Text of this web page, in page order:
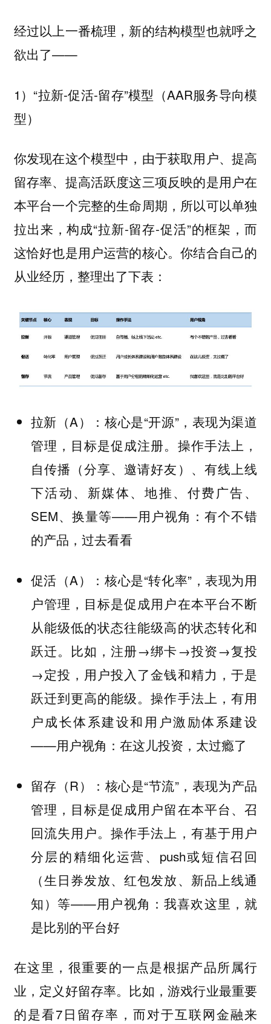
经过以上一番梳理，新的结构模型也就呼之
欲出了——
1）“拉新-促活-留存”模型（AAR服务导向模
型）
你发现在这个模型中，由于获取用户、提高
留存率、提高活跃度这三项反映的是用户在
本平台一个完整的生命周期，所以可以单独
拉出来，构成“拉新-留存-促活”的框架，而
这恰好也是用户运营的核心。你结合自己的
从业经历，整理出了下表：
拉新（A）：核心是“开源”，表现为渠道
管理，目标是促成注册。操作手法上，
自传播（分享、邀请好友）、有线上线
下活动、新媒体、地推、付费广告、
SEM、换量等——用户视角：有个不错
的产品，过去看看
促活（A）：核心是“转化率”，表现为用
户管理，目标是促成用户在本平台不断
从能级低的状态往能级高的状态转化和
跃迁。比如，注册→绑卡→投资→复投
→定投，用户投入了金钱和精力，于是
跃迁到更高的能级。操作手法上，有用
户成长体系建设和用户激励体系建设
——用户视角：在这儿投资，太过瘾了
留存（R）：核心是“节流”，表现为产品
管理，目标是促成用户留在本平台、召
回流失用户。操作手法上，有基于用户
分层的精细化运营、push或短信召回
（生日券发放、红包发放、新品上线通
知）等——用户视角：我喜欢这里，就
是比别的平台好
在这里，很重要的一点是根据产品所属行
业，定义好留存率。比如，游戏行业最重要
的是看7日留存率，而对于互联网金融来